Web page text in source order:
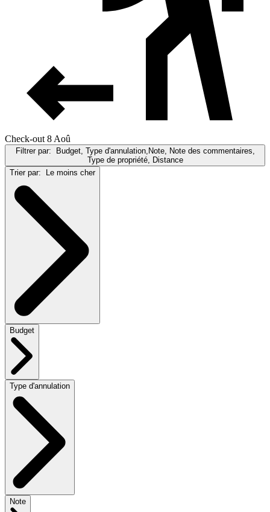
Check-out 8 Aoû
Filtrer par:
Budget, Type d'annulation,Note, Note des commentaires,
Type de propriété, Distance
Trier par:
Le moins cher
Budget
Type d'annulation
Note